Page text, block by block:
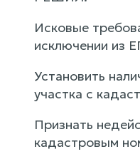
Исковые
исключении из
Установить
участка с
Признать
кадастровым